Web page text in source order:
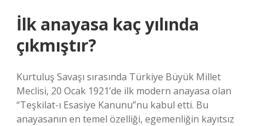
İlk anayasa kaç yılında
çıkmıştır?
Kurtuluş Savaşı sırasında Türkiye Büyük Millet
Meclisi, 20 Ocak 1921’de ilk modern anayasa olan
“Teşkilat-ı Esasiye Kanunu”nu kabul etti. Bu
anayasanın en temel özelliği, egemenliğin kayıtsız